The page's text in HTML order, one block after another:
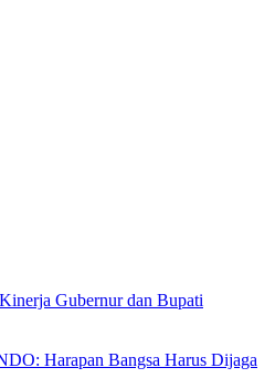
Gubernur dan Bupati
Harapan Bangsa Harus Dijaga